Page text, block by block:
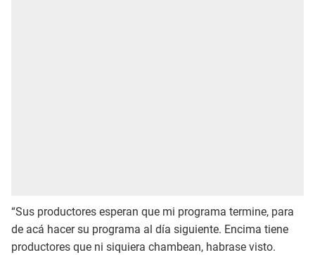
“Sus productores esperan que mi programa termine, para
de acá hacer su programa al día siguiente. Encima tiene
productores que ni siquiera chambean, habrase visto.